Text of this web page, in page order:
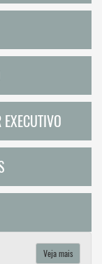
Veja mais